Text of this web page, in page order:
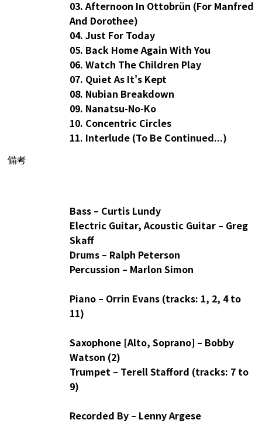
備考
03. Afternoon In Ottobrün (For Manfred
And Dorothee)
04. Just For Today
05. Back Home Again With You
06. Watch The Children Play
07. Quiet As It's Kept
08. Nubian Breakdown
09. Nanatsu-No-Ko
10. Concentric Circles
11. Interlude (To Be Continued...)
Bass – Curtis Lundy
Electric Guitar, Acoustic Guitar – Greg
Skaff
Drums – Ralph Peterson
Percussion – Marlon Simon
Piano – Orrin Evans (tracks: 1, 2, 4 to
11)
Saxophone [Alto, Soprano] – Bobby
Watson (2)
Trumpet – Terell Stafford (tracks: 7 to
9)
Recorded By – Lenny Argese